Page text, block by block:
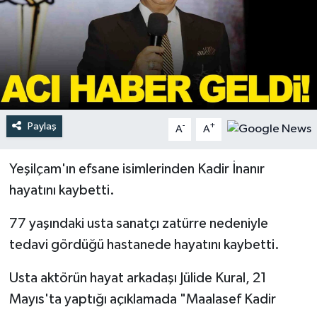
Paylaş A- A+
Yeşilçam'ın efsane isimlerinden Kadir İnanır
hayatını kaybetti.
77 yaşındaki usta sanatçı zatürre nedeniyle
tedavi gördüğü hastanede hayatını kaybetti.
Usta aktörün hayat arkadaşı Jülide Kural, 21
Mayıs'ta yaptığı açıklamada "Maalasef Kadir
Türkiye